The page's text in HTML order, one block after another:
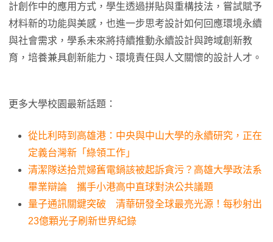
計創作中的應用方式，學生透過拼貼與重構技法，嘗試賦予
材料新的功能與美感，也進一步思考設計如何回應環境永續
與社會需求，學系未來將持續推動永續設計與跨域創新教
育，培養兼具創新能力、環境責任與人文關懷的設計人才。
更多大學校園最新話題：
從比利時到高雄港：中央與中山大學的永續研究，正在
定義台灣新「綠領工作」
清潔隊送拾荒婦舊電鍋該被起訴貪污？高雄大學政法系
畢業辯論 攜手小港高中直球對決公共議題
量子通訊關鍵突破 清華研發全球最亮光源！每秒射出
23億顆光子刷新世界紀錄